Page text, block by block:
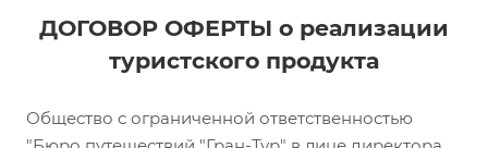
ДОГОВОР ОФЕРТЫ о реализации
туристского продукта
Общество с ограниченной ответственностью